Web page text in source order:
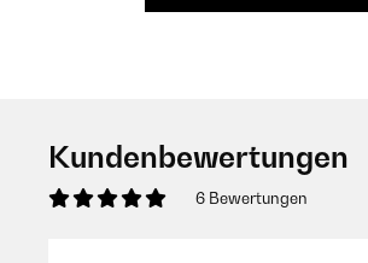
Kundenbewertungen
6 Bewertungen